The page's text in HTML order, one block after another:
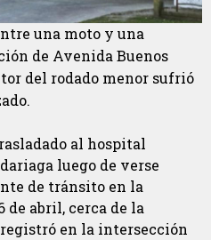
una moto y una
de Avenida Buenos
del rodado menor sufrió
al hospital
luego de verse
de tránsito en la
de abril, cerca de la
en la intersección